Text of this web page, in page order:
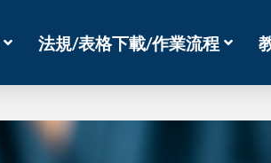
法規/表格下載/作業流程